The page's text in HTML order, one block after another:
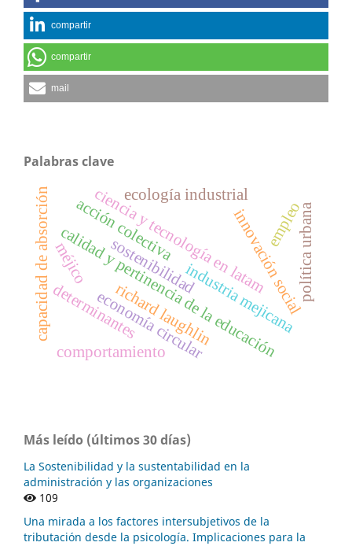
compartir
compartir
mail
Palabras clave
richard laughlin
calidad y pertinencia de la educación
ciencia y tecnología en lataminnovación socialpolítica urbana
acción colectiva empleo
ecología industrial
capacidad de absorción economía circular
comportamiento
sostenibilidad
determinantes
méjico industria mejicana
Más leído (últimos 30 días)
La Sostenibilidad y la sustentabilidad en la
administración y las organizaciones
109
Una mirada a los factores intersubjetivos de la
tributación desde la psicología. Implicaciones para la